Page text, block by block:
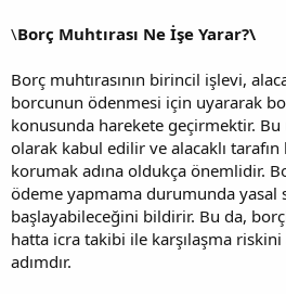
\Borç Muhtırası Ne İşe Yarar?\
Borç muhtırasının birincil işlevi,
borcunun ödenmesi için uyararak
konusunda harekete geçirmektir. Bu
olarak kabul edilir ve alacaklı tarafın
korumak adına oldukça önemlidir.
ödeme yapmama durumunda yasal
başlayabileceğini bildirir. Bu da,
hatta icra takibi ile karşılaşma
adımdır.